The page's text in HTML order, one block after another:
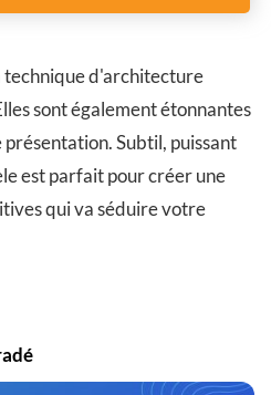
technique d'architecture
sont également étonnantes
Subtil, puissant
est parfait pour créer une
qui va séduire votre